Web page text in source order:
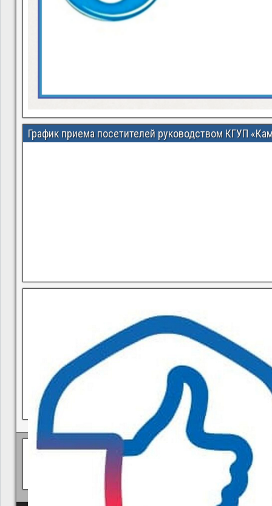
График приема посетителей руководством КГУП
В квитанциях ошибки, в подъезде мусор, сотрудники
Политика КГУП "Камчатский водоканал" в отношении